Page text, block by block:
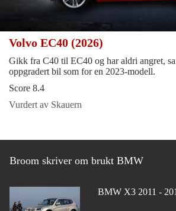
Volvo EC40 (2026)
Gikk fra C40 til EC40 og har aldri angret,
oppgradert bil som for en 2023-modell.
Score 8.4
Vurdert av Skauern
Broom skriver om brukt BMW
BMW X3 2011 -